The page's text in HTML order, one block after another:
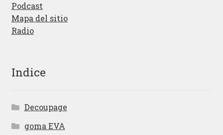
Podcast
Mapa del sitio
Radio
Indice
Decoupage
goma EVA